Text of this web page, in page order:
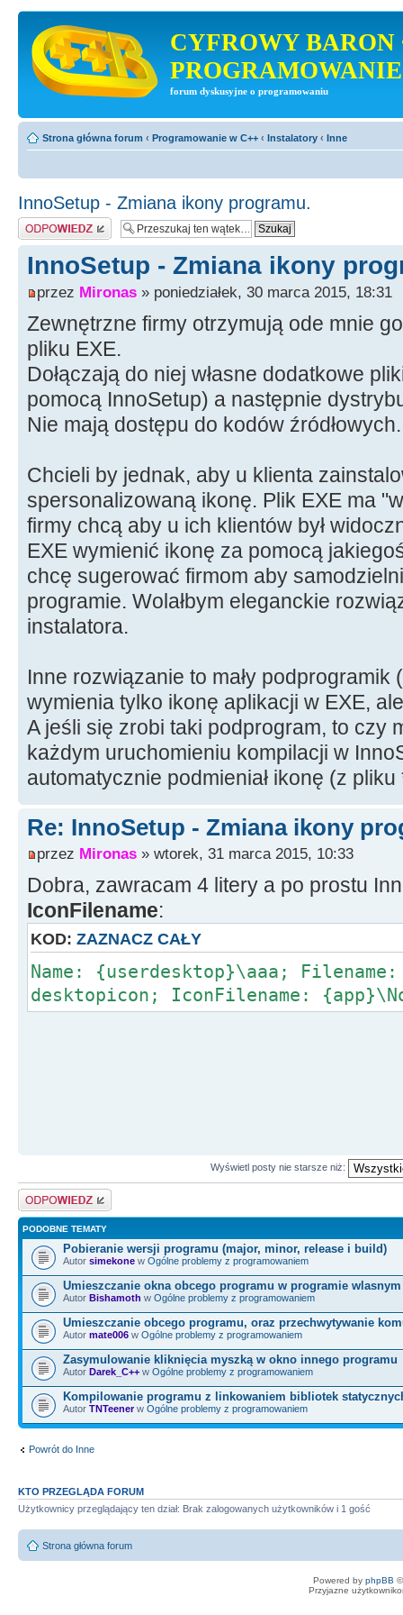
CYFROWY BARON
PROGRAMOWANIE
forum dyskusyjne o programowaniu
Strona główna forum ‹ Programowanie w C++ ‹ Instalatory ‹ Inne
InnoSetup - Zmiana ikony programu.
Odpowiedz
InnoSetup - Zmiana ikony
przez Mironas » poniedziałek, 30 marca 2015, 18:31
Zewnętrzne firmy otrzymują ode mnie
pliku EXE.
Dołączają do niej własne dodatkowe
pomocą InnoSetup) a następnie
Nie mają dostępu do kodów źródłowych.
Chcieli by jednak, aby u klienta
spersonalizowaną ikonę. Plik EXE ma
firmy chcą aby u ich klientów był
EXE wymienić ikonę za pomocą
chcę sugerować firmom aby
programie. Wolałbym eleganckie
instalatora.
Inne rozwiązanie to mały
wymienia tylko ikonę aplikacji w EXE,
A jeśli się zrobi taki podprogram, to czy
każdym uruchomieniu kompilacji w
automatycznie podmieniał ikonę (z pliku
Re: InnoSetup - Zmiana ikony
przez Mironas » wtorek, 31 marca 2015, 10:33
Dobra, zawracam 4 litery a po prostu
IconFilename:
KOD: ZAZNACZ CAŁY
Name: {userdesktop}\aaa;
desktopicon; IconFilename:
Wyświetl posty nie starsze niż:
Odpowiedz
PODOBNE TEMATY
Pobieranie wersji programu (major, minor, release i build)
Autor simekone w Ogólne problemy z programowaniem
Umieszczanie okna obcego programu w programie
Autor Bishamoth w Ogólne problemy z programowaniem
Umieszczanie obcego programu, oraz przechwytywanie
Autor mate006 w Ogólne problemy z programowaniem
Zasymulowanie kliknięcia myszką w okno innego programu
Autor Darek_C++ w Ogólne problemy z programowaniem
Kompilowanie programu z linkowaniem bibliotek
Autor TNTeenerw Ogólne problemy z programowaniem
Powrót do Inne
KTO PRZEGLĄDA FORUM
Użytkownicy przeglądający ten dział: Brak zalogowanych użytkowników i 1 gość
Strona główna forum
Powered by phpBB
Przyjazne